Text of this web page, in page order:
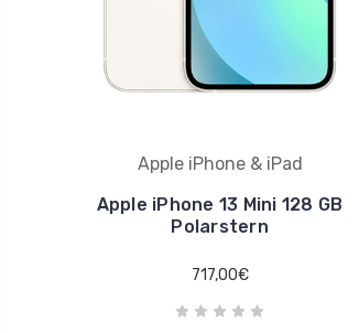
Apple iPhone & iPad
Apple iPhone 13 Mini 128 GB
Polarstern
717,00€